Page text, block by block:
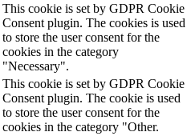
This cookie is set by GDPR Cookie
Consent plugin. The cookies is used
to store the user consent for the
cookies in the category
"Necessary".
This cookie is set by GDPR Cookie
Consent plugin. The cookie is used
to store the user consent for the
cookies in the category "Other.